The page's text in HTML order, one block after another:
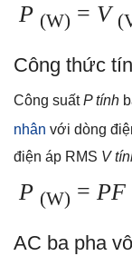
P (W) = V
Công thức
Công suấtP tính
nhân với dòng
điện áp RMS V
P (W) = PF
AC ba pha